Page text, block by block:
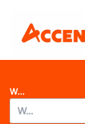
W...